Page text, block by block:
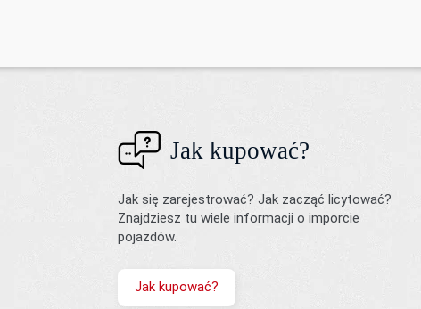
Jak kupować?
Jak się zarejestrować? Jak zacząć licytować?
Znajdziesz tu wiele informacji o imporcie
pojazdów.
Jak kupować?